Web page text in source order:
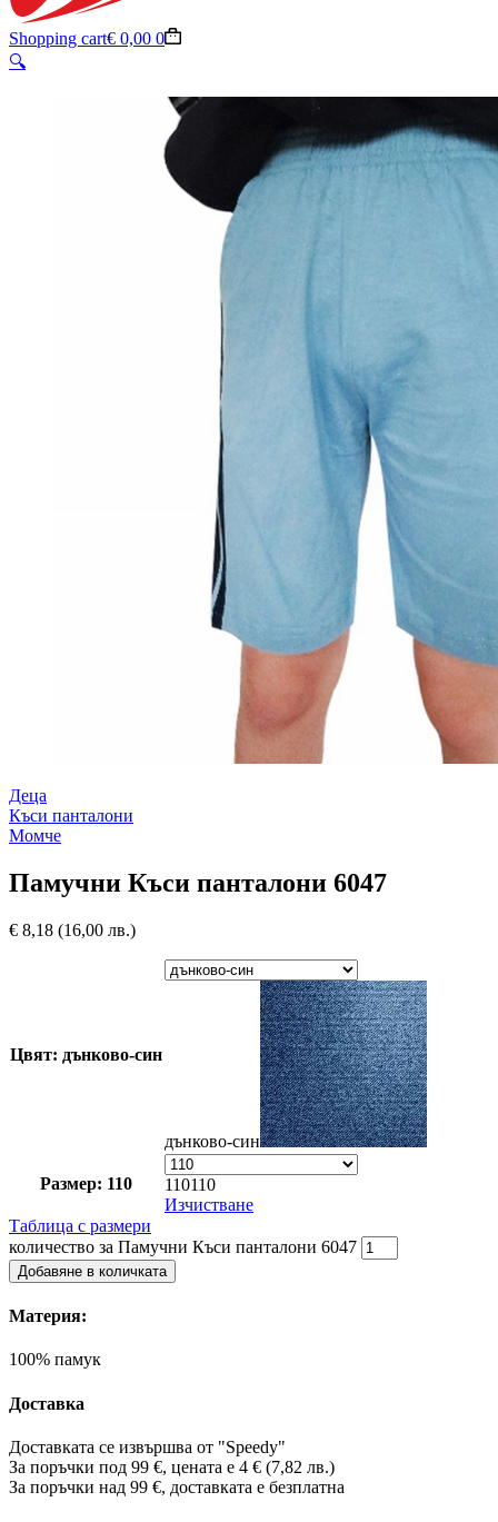
Shopping cart€ 0,00 0
🔍
Деца
Къси панталони
Момче
Памучни Къси панталони 6047
€ 8,18 (16,00 лв.)
Цвят: дънково-син
дънково-син
Размер: 110 110110
Изчистване
Таблица с размери
количество за Памучни Къси панталони 6047
Добавяне в количката
Материя:
100% памук
Доставка
Доставката се извършва от "Speedy"
За поръчки под 99 €, цената е 4 € (7,82 лв.)
За поръчки над 99 €, доставката е безплатна